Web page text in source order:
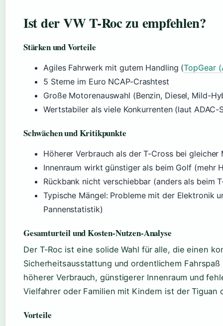
Ist der VW T-Roc zu empfehlen?
Stärken und Vorteile
Agiles Fahrwerk mit gutem Handling (TopGear
5 Sterne im Euro NCAP-Crashtest
Große Motorenauswahl (Benzin, Diesel, Mild-
Wertstabiler als viele Konkurrenten (laut ADAC-
Schwächen und Kritikpunkte
Höherer Verbrauch als der T-Cross bei gleicher
Innenraum wirkt günstiger als beim Golf (mehr
Rückbank nicht verschiebbar (anders als beim
Typische Mängel: Probleme mit der Elektronik
Pannenstatistik)
Gesamturteil und Kosten-Nutzen-Analyse
Der T-Roc ist eine solide Wahl für alle, die einen
Sicherheitsausstattung und ordentlichem
höherer Verbrauch, günstigerer Innenraum und
Vielfahrer oder Familien mit Kindern ist der Tiguan
Vorteile